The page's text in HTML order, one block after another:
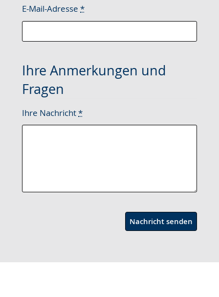
E-Mail-Adresse *
Ihre Anmerkungen und
Fragen
Ihre Nachricht*
Nachricht senden